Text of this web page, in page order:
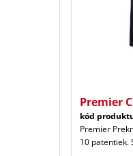
Premier
kód
Premier
10 patentiek.